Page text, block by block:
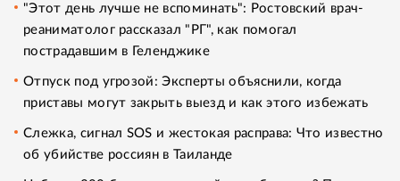
"Этот день лучше не вспоминать": Ростовский врач-
реаниматолог рассказал "РГ", как помогал
пострадавшим в Геленджике
Отпуск под угрозой: Эксперты объяснили, когда
приставы могут закрыть выезд и как этого избежать
Слежка, сигнал SOS и жестокая расправа: Что известно
об убийстве россиян в Таиланде